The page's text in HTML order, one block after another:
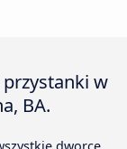
w
BA.